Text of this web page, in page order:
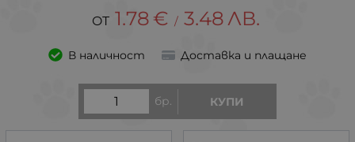
1.78 € / 3.48ЛВ.
В наличност Доставка и плащане
бр. КУПИ